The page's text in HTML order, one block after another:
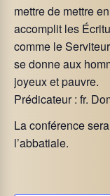
mettre de mettre
accomplit les
comme le
se donne aux
joyeux et pauvre.
Prédicateur : fr.
La conférence
l’abbatiale.